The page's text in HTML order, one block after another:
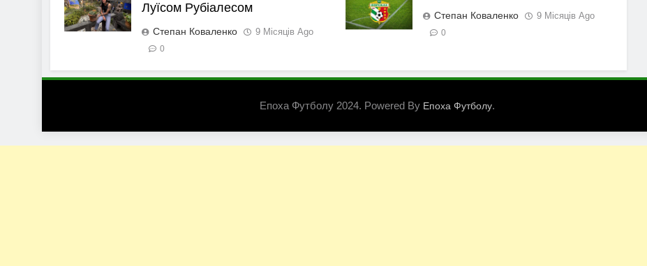
Луїсом Рубіалесом
Степан Коваленко 9 Місяців Ago
0
Степан Коваленко 9 Місяців Ago
0
Епоха Футболу 2024. Powered By Епоха Футболу.